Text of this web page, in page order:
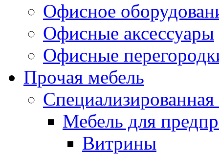
Офисное
Офисные аксессуары
Офисные
Прочая мебель
Специализированная
Мебель для
Витрины